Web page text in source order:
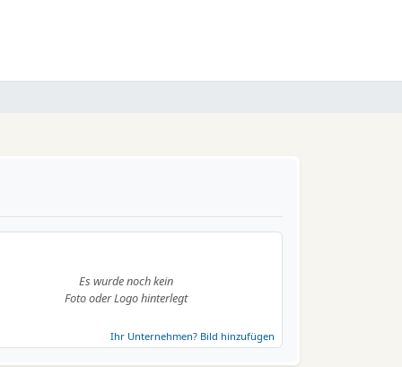
Es wurde noch kein
Foto oder Logo hinterlegt
Ihr Unternehmen? Bild hinzufügen